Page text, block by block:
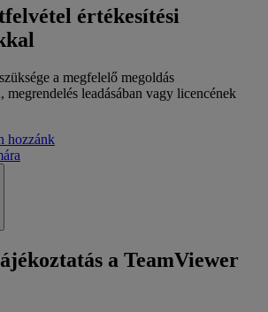
értékesítési
a megfelelő megoldás
megrendelés leadásában vagy licencének
hozzánk
a TeamViewer